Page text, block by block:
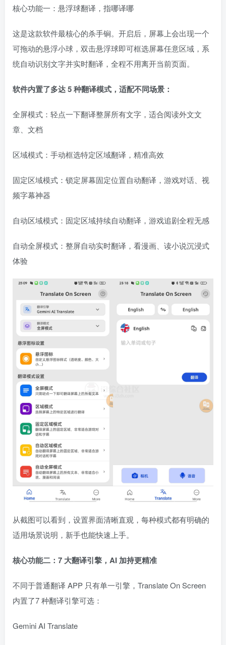
核心功能一：悬浮球翻译，指哪译哪
这是这款软件最核心的杀手锏。开启后，屏幕上会出现一个
可拖动的悬浮小球，双击悬浮球即可框选屏幕任意区域，系
统自动识别文字并实时翻译，全程不用离开当前页面。
软件内置了多达 5 种翻译模式，适配不同场景：
全屏模式：轻点一下翻译整屏所有文字，适合阅读外文文
章、文档
区域模式：手动框选特定区域翻译，精准高效
固定区域模式：锁定屏幕固定位置自动翻译，游戏对话、视
频字幕神器
自动区域模式：固定区域持续自动翻译，游戏追剧全程无感
自动全屏模式：整屏自动实时翻译，看漫画、读小说沉浸式
体验
从截图可以看到，设置界面清晰直观，每种模式都有明确的
适用场景说明，新手也能快速上手。
核心功能二：7 大翻译引擎，AI 加持更精准
不同于普通翻译 APP 只有单一引擎，Translate On Screen
内置了7 种翻译引擎可选：
Gemini AI Translate